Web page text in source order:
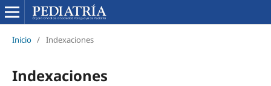
Inicio / Indexaciones
Indexaciones